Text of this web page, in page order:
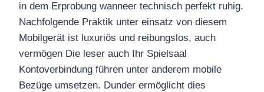
in dem Erprobung wanneer technisch perfekt ruhig.
Nachfolgende Praktik unter einsatz von diesem
Mobilgerät ist luxuriös und reibungslos, auch
vermögen Die leser auch Ihr Spielsaal
Kontoverbindung führen unter anderem mobile
Bezüge umsetzen. Dunder ermöglicht dies